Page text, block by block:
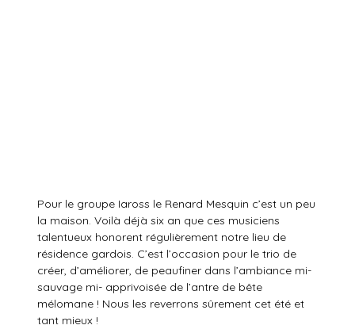
Pour le groupe Iaross le Renard Mesquin c’est un peu
la maison. Voilà déjà six an que ces musiciens
talentueux honorent régulièrement notre lieu de
résidence gardois. C’est l’occasion pour le trio de
créer, d’améliorer, de peaufiner dans l’ambiance mi-
sauvage mi- apprivoisée de l’antre de bête
mélomane ! Nous les reverrons sûrement cet été et
tant mieux !